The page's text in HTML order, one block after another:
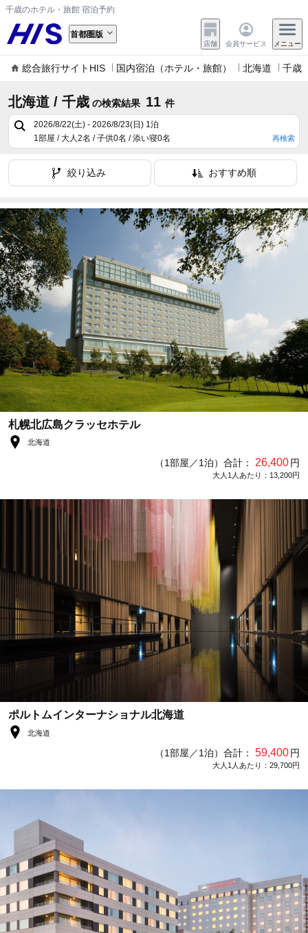
千歳のホテル・旅館 宿泊予約
首都圏版
店舗 会員サービス メニュー
総合旅行サイトHIS 国内宿泊（ホテル・旅館） 北海道 千歳
北海道 / 千歳 の検索結果 11 件
2026/8/22(土) - 2026/8/23(日) 1泊
1部屋 / 大人2名 / 子供0名 / 添い寝0名
再検索
絞り込み おすすめ順
札幌北広島クラッセホテル
北海道
（1部屋／1泊）合計： 26,400円
大人1人あたり：13,200円
ポルトムインターナショナル北海道
北海道
（1部屋／1泊）合計： 59,400円
大人1人あたり：29,700円